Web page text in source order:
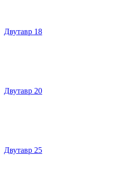
Двутавр 18
Двутавр 20
Двутавр 25